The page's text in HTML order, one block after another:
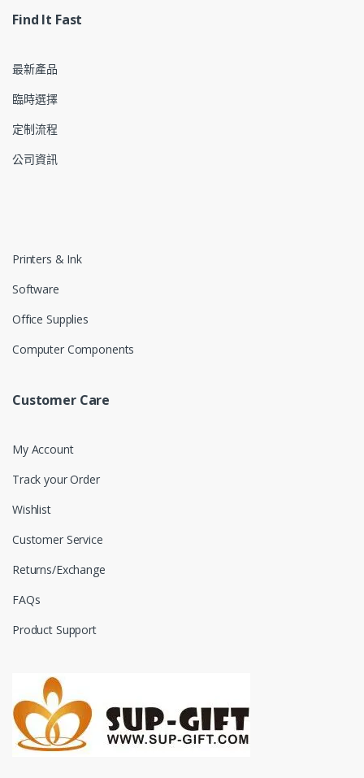
Find It Fast
最新產品
臨時選擇
定制流程
公司資訊
Printers & Ink
Software
Office Supplies
Computer Components
Customer Care
My Account
Track your Order
Wishlist
Customer Service
Returns/Exchange
FAQs
Product Support